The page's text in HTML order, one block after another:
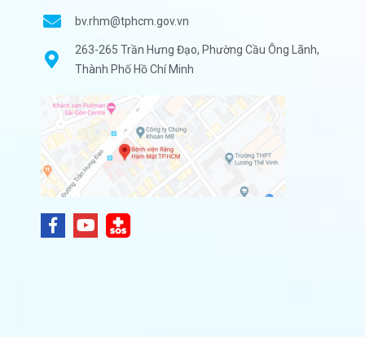
bv.rhm@tphcm.gov.vn
263-265 Trần Hưng Đạo, Phường Cầu Ông Lãnh,
Thành Phố Hồ Chí Minh